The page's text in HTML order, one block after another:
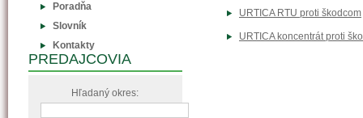
URTICA RTU proti škodcom
URTICA koncentrát proti
Poradňa
Slovník
Kontakty
PREDAJCOVIA
Hľadaný okres: